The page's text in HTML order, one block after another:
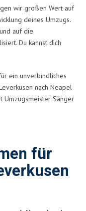
wir großen Wert auf
deines Umzugs.
auf die
Du kannst dich
ein unverbindliches
nach Neapel
Umzugsmeister Sänger
für